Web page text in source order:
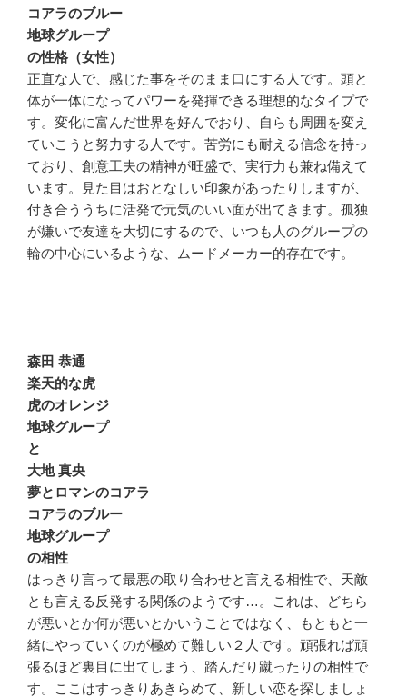
コアラのブルー
地球グループ
の性格（女性）
正直な人で、感じた事をそのまま口にする人です。頭と
体が一体になってパワーを発揮できる理想的なタイプで
す。変化に富んだ世界を好んでおり、自らも周囲を変え
ていこうと努力する人です。苦労にも耐える信念を持っ
ており、創意工夫の精神が旺盛で、実行力も兼ね備えて
います。見た目はおとなしい印象があったりしますが、
付き合ううちに活発で元気のいい面が出てきます。孤独
が嫌いで友達を大切にするので、いつも人のグループの
輪の中心にいるような、ムードメーカー的存在です。
森田 恭通
楽天的な虎
虎のオレンジ
地球グループ
と
大地 真央
夢とロマンのコアラ
コアラのブルー
地球グループ
の相性
はっきり言って最悪の取り合わせと言える相性で、天敵
とも言える反発する関係のようです…。これは、どちら
が悪いとか何が悪いとかいうことではなく、もともと一
緒にやっていくのが極めて難しい２人です。頑張れば頑
張るほど裏目に出てしまう、踏んだり蹴ったりの相性で
す。ここはすっきりあきらめて、新しい恋を探しましょ